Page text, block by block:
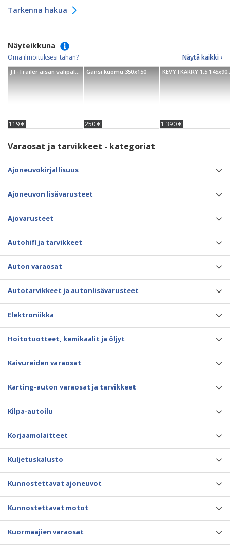
Tarkenna hakua
Näyteikkuna
Oma ilmoituksesi tähän? Näytä kaikki ›
119 €
Gansi kuomu 350x150
250 € 1 390 €
Varaosat ja tarvikkeet - kategoriat
Ajoneuvokirjallisuus
Ajoneuvon lisävarusteet
Ajovarusteet
Autohifi ja tarvikkeet
Auton varaosat
Autotarvikkeet ja autonlisävarusteet
Elektroniikka
Hoitotuotteet, kemikaalit ja öljyt
Kaivureiden varaosat
Karting-auton varaosat ja tarvikkeet
Kilpa-autoilu
Korjaamolaitteet
Kuljetuskalusto
Kunnostettavat ajoneuvot
Kunnostettavat motot
Kuormaajien varaosat